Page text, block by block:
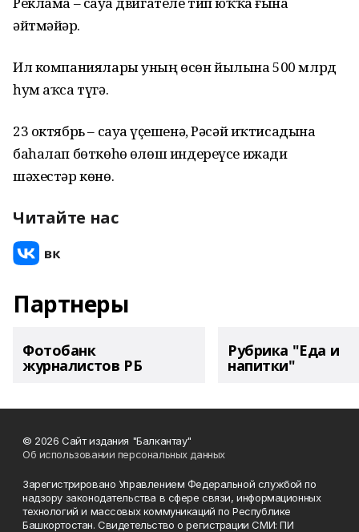
әйтмәйҙәр.
Ил компаниялары уның өсөн йылына 500 млрд
һум аҡса түгә.
23 октябрь – сауҙа үҫешенә, Рәсәй иҡтисадына
баһалап бөткөһөҙ өлөш индереүсе ижади
шәхестәр көнө.
Читайте нас
Партнеры
Фотобанк
журналистов РБ
Рубрика "Еда и
напитки"
© 2026 Сайт издания "Балкантау"
Об использовании персональных данных
Зарегистрировано Управлением Федеральной службой по
надзору законодательства в сфере связи, информационных
технологий и массовых коммуникаций по Республике
Башкортостан. Свидетельство о регистрации СМИ: ПИ